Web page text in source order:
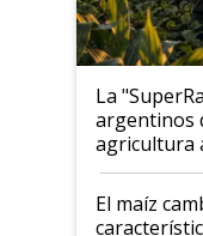
La
argentinos
agricultura
infinitas"
El maíz